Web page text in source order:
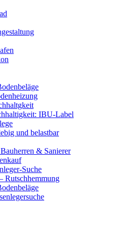
IBU-Label
und belastbar
& Sanierer
Suche
Rutschhemmung